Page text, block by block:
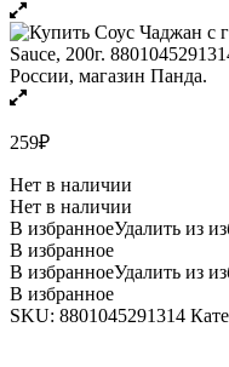
259₽
Нет в наличии
Нет в наличии
В избранноеУдалить из
В избранное
В избранноеУдалить из
В избранное
SKU: 8801045291314